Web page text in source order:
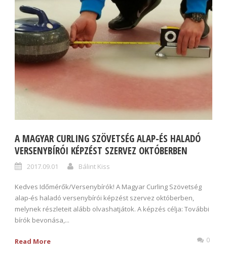
A MAGYAR CURLING SZÖVETSÉG ALAP-ÉS HALADÓ
VERSENYBÍRÓI KÉPZÉST SZERVEZ OKTÓBERBEN
2017.09.01 Bálint Kiss
Kedves Időmérők/Versenybírók! A Magyar Curling Szövetség
alap-és haladó versenybírói képzést szervez októberben,
melynek részleteit alább olvashatjátok. A képzés célja: További
bírók bevonása,...
Read More 0